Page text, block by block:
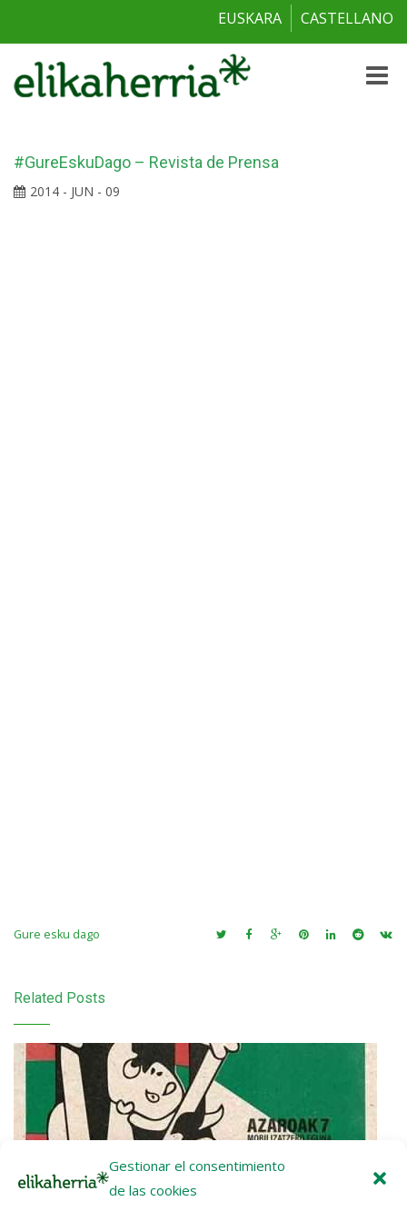
Gestionar el consentimiento
de las cookies
EUSKARA CASTELLANO
Toggle
#GureEskuDago – Revista de Prensa
2014 - JUN - 09
Gure esku dago
Related Posts